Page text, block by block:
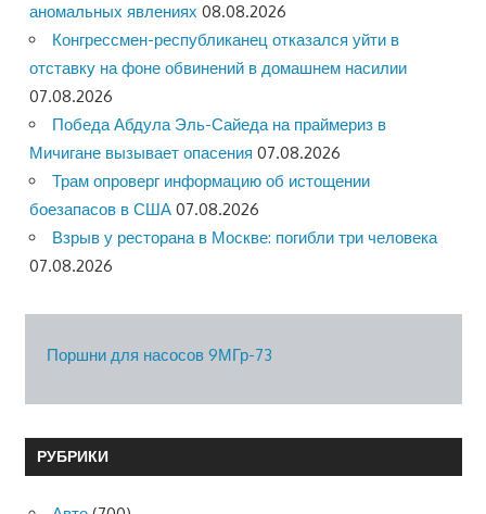
аномальных явлениях 08.08.2026
Конгрессмен-республиканец отказался уйти в
отставку на фоне обвинений в домашнем насилии
07.08.2026
Победа Абдула Эль-Сайеда на праймериз в
Мичигане вызывает опасения 07.08.2026
Трам опроверг информацию об истощении
боезапасов в США 07.08.2026
Взрыв у ресторана в Москве: погибли три человека
07.08.2026
Поршни для насосов 9МГр-73
РУБРИКИ